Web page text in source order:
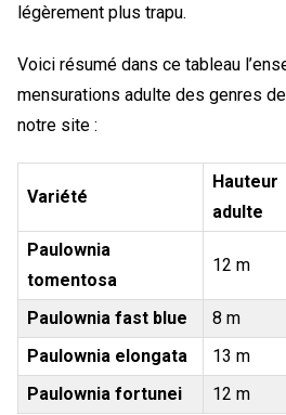
légèrement plus trapu.
Voici résumé dans ce tableau
mensurations adulte des genres
notre site :
Variété
Hauteur
adulte
Paulownia
tomentosa
12 m
Paulownia fast blue 8 m
Paulownia elongata
13 m
Paulownia fortunei
12 m